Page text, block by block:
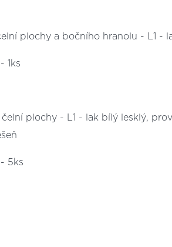
plochy a bočního hranolu - L1 -
1ks
plochy - L1 - lak bílý lesklý,
5ks